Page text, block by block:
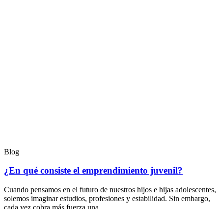
Blog
¿En qué consiste el emprendimiento juvenil?
Cuando pensamos en el futuro de nuestros hijos e hijas adolescentes,
solemos imaginar estudios, profesiones y estabilidad. Sin embargo,
cada vez cobra más fuerza una